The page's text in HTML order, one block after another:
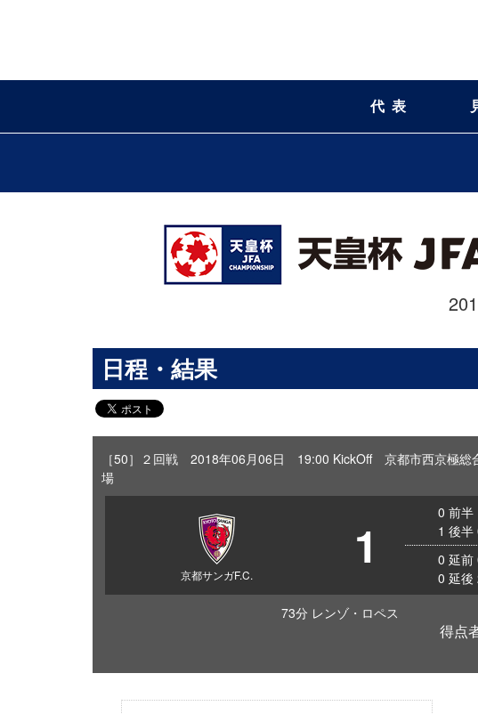
代表
日程・結果
［50］２回戦 2018年06月06日 19:00 KickOff 京都市西京極総
場
京都サンガF.C. 1
0 前半
1 後半
0 延前
0 延後
73分 レンゾ・ロペス
得点